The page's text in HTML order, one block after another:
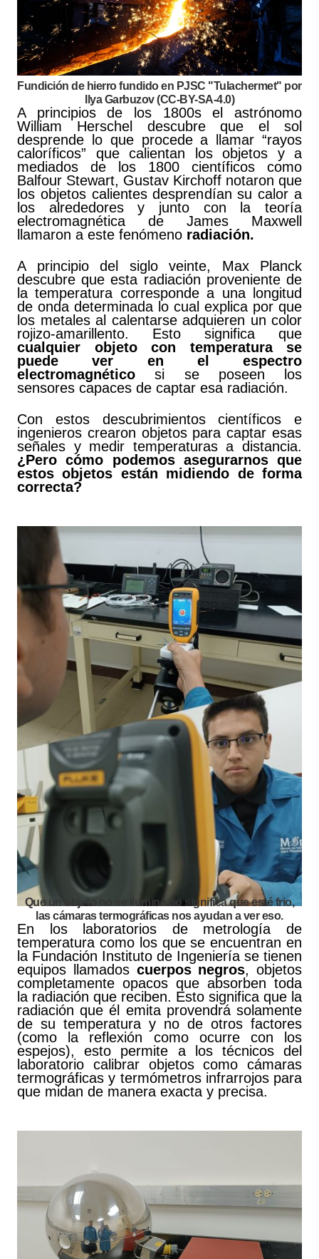
Fundición de hierro fundido en PJSC "Tulachermet" por
Ilya Garbuzov (CC-BY-SA-4.0)
A principios de los 1800s el astrónomo
William Herschel descubre que el sol
desprende lo que procede a llamar “rayos
caloríficos” que calientan los objetos y a
mediados de los 1800 científicos como
Balfour Stewart, Gustav Kirchoff notaron que
los objetos calientes desprendían su calor a
los alrededores y junto con la teoría
electromagnética de James Maxwell
llamaron a este fenómeno radiación.
A principio del siglo veinte, Max Planck
descubre que esta radiación proveniente de
la temperatura corresponde a una longitud
de onda determinada lo cual explica por que
los metales al calentarse adquieren un color
rojizo-amarillento. Esto significa que
cualquier objeto con temperatura se
puede ver en el espectro
electromagnético si se poseen los
sensores capaces de captar esa radiación.
Con estos descubrimientos científicos e
ingenieros crearon objetos para captar esas
señales y medir temperaturas a distancia.
¿Pero cómo podemos asegurarnos que
estos objetos están midiendo de forma
correcta?
Que un objeto no se ilumine no significa que esté frio,
las cámaras termográficas nos ayudan a ver eso.
En los laboratorios de metrología de
temperatura como los que se encuentran en
la Fundación Instituto de Ingeniería se tienen
equipos llamados cuerpos negros, objetos
completamente opacos que absorben toda
la radiación que reciben. Esto significa que la
radiación que él emita provendrá solamente
de su temperatura y no de otros factores
(como la reflexión como ocurre con los
espejos), esto permite a los técnicos del
laboratorio calibrar objetos como cámaras
termográficas y termómetros infrarrojos para
que midan de manera exacta y precisa.